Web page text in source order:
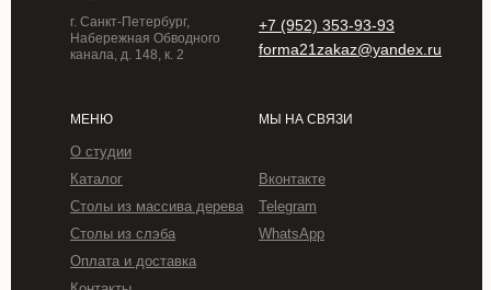
+7 (952) 353-93-93
forma21zakaz@yandex.ru
г. Санкт-Петербург,
Набережная Обводного
канала, д. 148, к. 2
МЕНЮ
О студии
Каталог
Столы из массива дерева
Столы из слэба
Оплата и доставка
МЫ НА СВЯЗИ
Вконтакте
WhatsApp
Telegram